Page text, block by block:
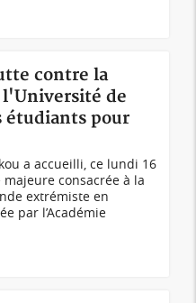
contre la
de
étudiants pour
a accueilli, ce lundi 16
consacrée à la
extrémiste en
par l’Académie